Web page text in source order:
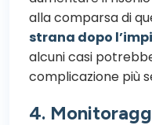
alla comparsa di
strana dopo
alcuni casi
complicazione più
4.